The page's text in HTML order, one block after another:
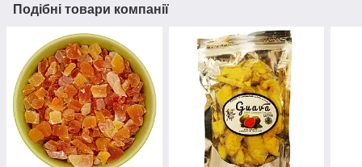
Подібні товари компанії